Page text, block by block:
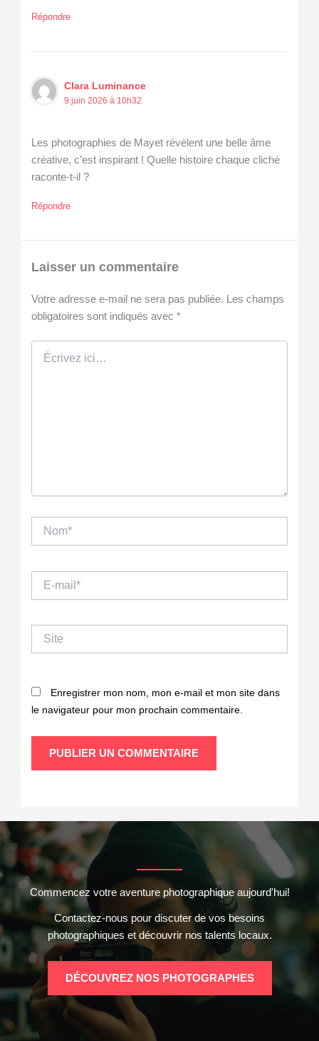
Répondre
Clara Luminance
9 juin 2026 à 10h32
Les photographies de Mayet révèlent une belle âme
créative, c’est inspirant ! Quelle histoire chaque cliché
raconte-t-il ?
Répondre
Laisser un commentaire
Votre adresse e-mail ne sera pas publiée. Les champs
obligatoires sont indiqués avec *
ici…
mail*
Enregistrer mon nom, mon e-mail et mon site dans
le navigateur pour mon prochain commentaire.
Commencez votre aventure photographique aujourd'hui!
Contactez-nous pour discuter de vos besoins
photographiques et découvrir nos talents locaux.
DÉCOUVREZ NOS PHOTOGRAPHES